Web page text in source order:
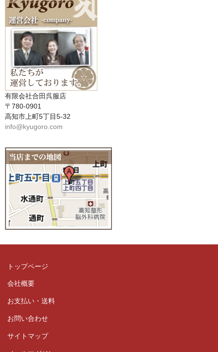
有限会社合田呉服店
〒780-0901
高知市上町5丁目5-32
info@kyugoro.com
トップページ
会社概要
お支払い・送料
お問い合わせ
サイトマップ